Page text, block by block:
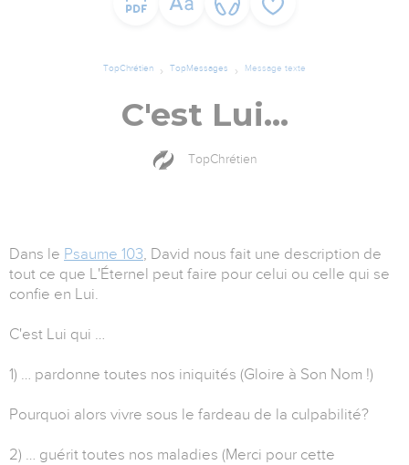
TopChrétien TopMessages Message texte
C'est Lui...
TopChrétien
Dans le Psaume 103, David nous fait une description de
tout ce que L'Éternel peut faire pour celui ou celle qui se
confie en Lui.
C'est Lui qui …
1) … pardonne toutes nos iniquités (Gloire à Son Nom !)
Pourquoi alors vivre sous le fardeau de la culpabilité?
2) … guérit toutes nos maladies (Merci pour cette